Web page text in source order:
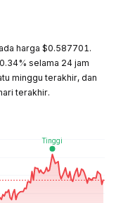
harga $0.587701.
selama 24 jam
minggu terakhir, dan
terakhir.